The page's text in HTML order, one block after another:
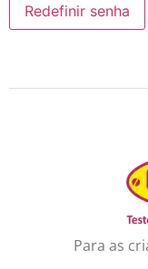
Redefinir senha
Para as